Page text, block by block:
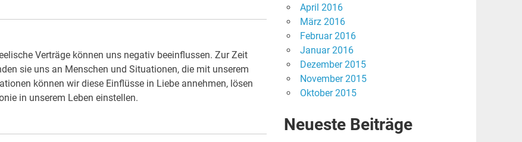
Verträge können uns negativ beeinflussen. Zur Zeit
sie uns an Menschen und Situationen, die mit unserem
können wir diese Einflüsse in Liebe annehmen, lösen
in unserem Leben einstellen.
April 2016
März 2016
Februar 2016
Januar 2016
Dezember 2015
November 2015
Oktober 2015
Neueste Beiträge